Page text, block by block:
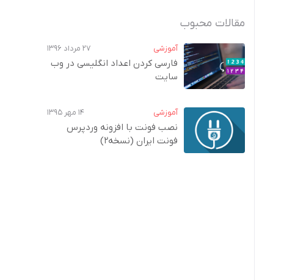
مقالات محبوب
آموزشی ۲۷ مرداد ۱۳۹۶
فارسی کردن اعداد انگلیسی در وب‌
سایت
آموزشی ۱۴ مهر ۱۳۹۵
نصب فونت با افزونه وردپرس
فونت ایران (نسخه2)